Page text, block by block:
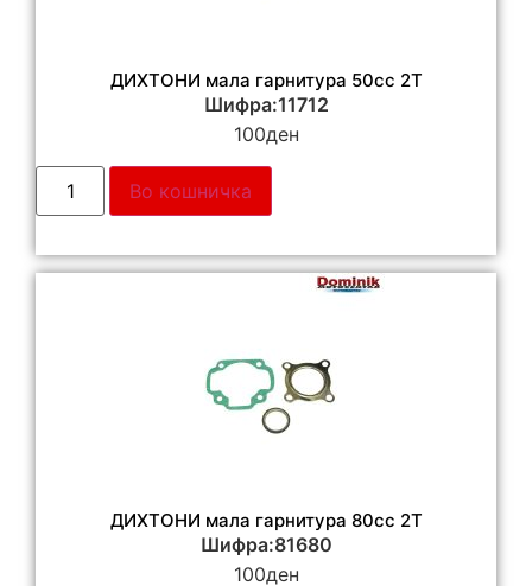
ДИХТОНИ мала гарнитура 50сс 2Т
Шифра:11712
100ден
Во кошничка
ДИХТОНИ мала гарнитура 80сс 2Т
Шифра:81680
100ден